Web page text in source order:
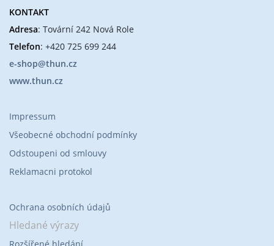
KONTAKT
Adresa: Tovární 242 Nová Role
Telefon: +420 725 699 244
e-shop@thun.cz
www.thun.cz
Impressum
Všeobecné obchodní podmínky
Odstoupeni od smlouvy
Reklamacni protokol
Ochrana osobních údajů
Hledané výrazy